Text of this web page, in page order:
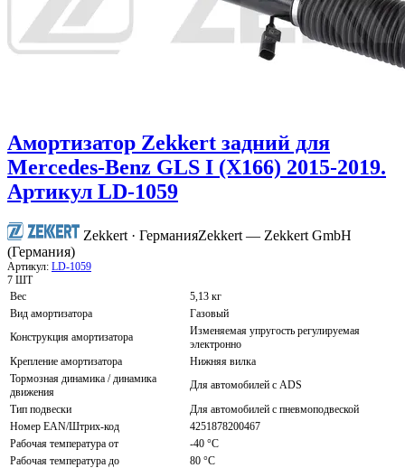
Амортизатор Zekkert задний для
Mercedes-Benz GLS I (X166) 2015-2019.
Артикул LD-1059
Zekkert · ГерманияZekkert — Zekkert GmbH
(Германия)
Артикул: LD-1059
7 ШТ
Вес
5,13 кг
Вид амортизатора
Газовый
Конструкция амортизатора
Изменяемая упругость регулируемая
электронно
Крепление амортизатора
Нижняя вилка
Тормозная динамика / динамика
движения
Для автомобилей с ADS
Тип подвески
Для автомобилей с пневмоподвеской
Номер EAN/Штрих-код
4251878200467
Рабочая температура от
-40 °С
Рабочая температура до
80 °С